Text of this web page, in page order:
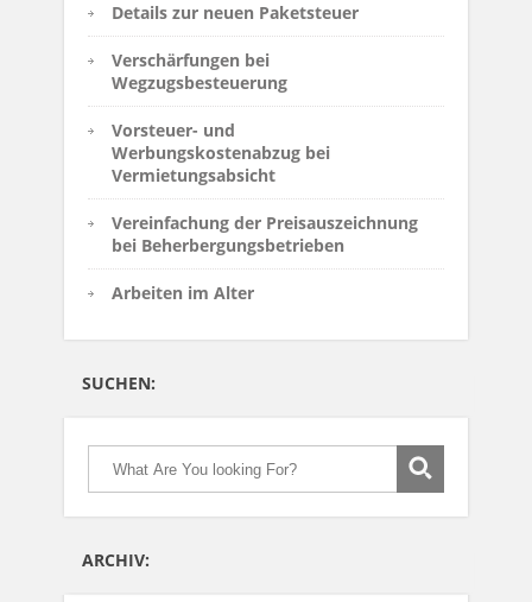
Details zur neuen Paketsteuer
Verschärfungen bei
Wegzugsbesteuerung
Vorsteuer- und
Werbungskostenabzug bei
Vermietungsabsicht
Vereinfachung der Preisauszeichnung
bei Beherbergungsbetrieben
Arbeiten im Alter
SUCHEN:
ARCHIV: